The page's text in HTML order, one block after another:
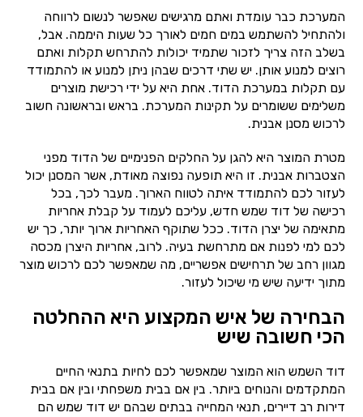
המערכת כבר עומדת ואתם מרגישים שאפשר לנשום לרווחה
ולהתחיל להשתמש במים חמים לאורך כל שעות היממה. אבל,
בשלב הזה צריך לזכור שתמיד יכולות להתרחש תקלות ואתם
רוצים למנוע אותן. יש שתי דרכים שבהן ניתן למנוע או להתמודד
עם תקלות במערכת הדוד. אחת היא על ידי רכישת מוצרים
משלימים ששומרים על תקינות המערכת. בראש ובראשונה חשוב
לרכוש מסנן אבנית.
מטרת המוצר היא להגן על החלקים הפנימיים של הדוד מפני
הצטברות אבנית. זו היא תופעה נפוצה מאודת, אשר המסנן יכול
לעזור לכם להתמודד איתה לטווח הארוך. מעבר לכך, בכל
רכישה של דוד שמש חדש, עליכם לעמוד על קבלת אחריות
מתאימה של יצרן הדוד. ככל שתוקף האחריות ארוך יותר, כך יש
לכם למי לפנות אם מתרחשת בעיה. לרוב, אחריות היצרן מכסה
מגוון רחב של תרחישים אפשריים, מה שמאפשר לכם לרכוש מוצר
מתוך ידיעה שיש מי שיכול לעזור.
הבחירה של איש המקצוע היא ההחלטה
הכי חשובה שיש
דוד השמש הוא המוצר שמאפשר לכם לחיות בתנאי החיים
המתקדמים והנוחים ביותר. בין אם בבית משפחתי ובין אם בבית
דירות רב דיירים, תנאי המחייה בבתים שבהם יש דוד שמש הם